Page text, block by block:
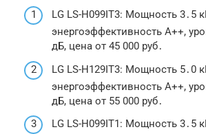
LG LS-H099IT3: Мощность 3․5
энергоэффективность A++,
дБ, цена от 45 000 руб․
LG LS-H129IT3: Мощность 5․0
энергоэффективность A++,
дБ, цена от 55 000 руб․
LG LS-H099IT1: Мощность 3․5